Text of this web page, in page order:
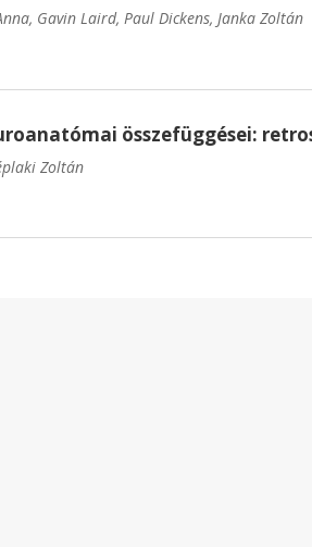
Gavin Laird, Paul Dickens, Janka Zoltán
összefüggései:
Zoltán